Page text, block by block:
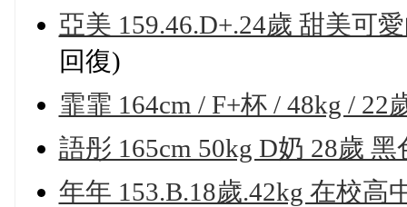
亞美 159.46.D+.24歲 甜美可
回復)
霏霏 164cm / F+杯 / 48kg /
語彤 165cm 50kg D奶 28歲
年年 153.B.18歲.42kg 在校